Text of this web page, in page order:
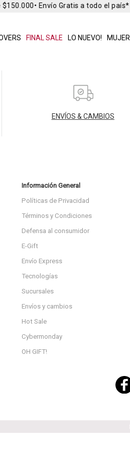
FINAL SALE LO NUEVO! MUJER
• Envío Gratis a todo el país* •
ENVÍOS & CAMBIOS
Información General
Políticas de Privacidad
Términos y Condiciones
Defensa al consumidor
E-Gift
Envío Express
Tecnologías
Sucursales
Envíos y cambios
Hot Sale
Cybermonday
OH GIFT!